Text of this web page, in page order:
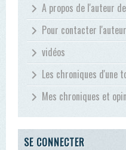
A propos de l'auteur
Pour contacter
vidéos
Les chroniques d'une
Mes chroniques et
SE CONNECTER